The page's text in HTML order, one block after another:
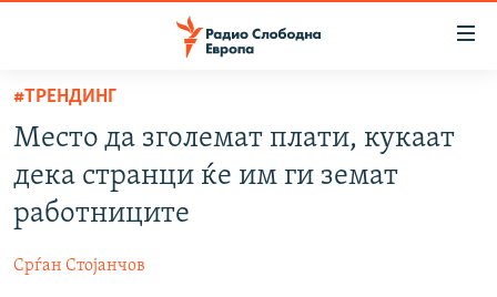
Оди
содржината
Оди
главната
навигација
Премини
ВИЗУЕЛНО
ШТО ТРЕБА ДА ЗНАЕТЕ
#ТРЕНДИНГ
Место да зголемат плати, кукаат
дека странци ќе им ги земат
работниците
Срѓан Стојанчов